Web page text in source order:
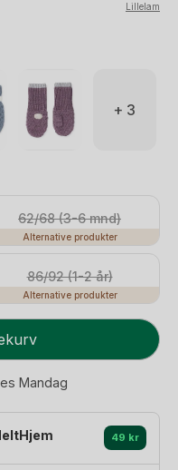
Lillelam
+ 3
62/68 (3-6 mnd)
Alternative produkter
86/92 (1-2 år)
Alternative produkter
Mandag
49 kr